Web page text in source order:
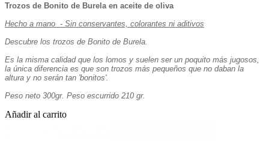
Trozos de Bonito de Burela en aceite de oliva
Hecho a mano - Sin conservantes, colorantes ni aditivos
Descubre los trozos de Bonito de Burela.
Es la misma calidad que los lomos y suelen ser un poquito más jugosos,
la única diferencia es que son trozos más pequeños que no daban la
altura y no serán tan 'bonitos'.
Peso neto 300gr. Peso escurrido 210 gr.
Añadir al carrito